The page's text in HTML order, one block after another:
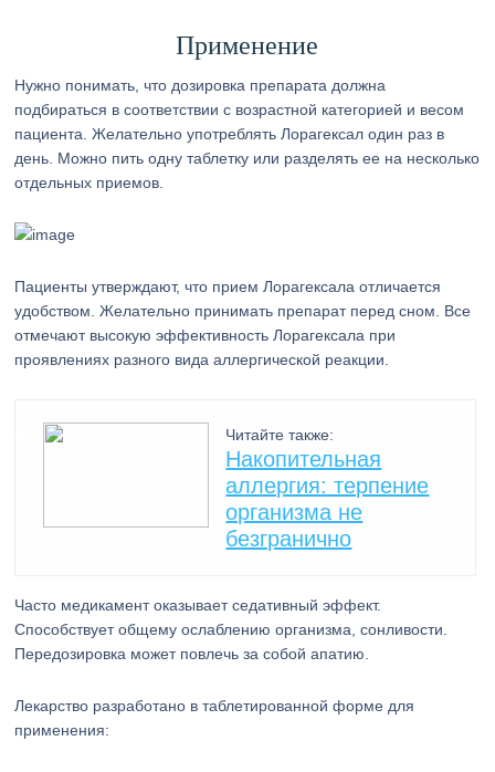
Применение
Нужно понимать, что дозировка препарата должна
подбираться в соответствии с возрастной категорией и весом
пациента. Желательно употреблять Лорагексал один раз в
день. Можно пить одну таблетку или разделять ее на несколько
отдельных приемов.
Пациенты утверждают, что прием Лорагексала отличается
удобством. Желательно принимать препарат перед сном. Все
отмечают высокую эффективность Лорагексала при
проявлениях разного вида аллергической реакции.
Читайте также:
Накопительная
аллергия: терпение
организма не
безгранично
Часто медикамент оказывает седативный эффект.
Способствует общему ослаблению организма, сонливости.
Передозировка может повлечь за собой апатию.
Лекарство разработано в таблетированной форме для
применения: